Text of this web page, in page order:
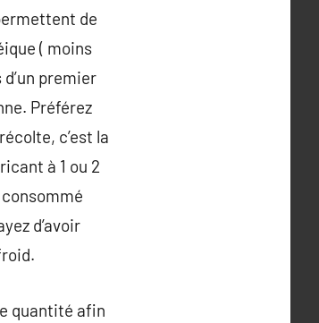
de
( moins
premier
Préférez
c’est la
à 1 ou 2
consommé
d’avoir
quantité afin